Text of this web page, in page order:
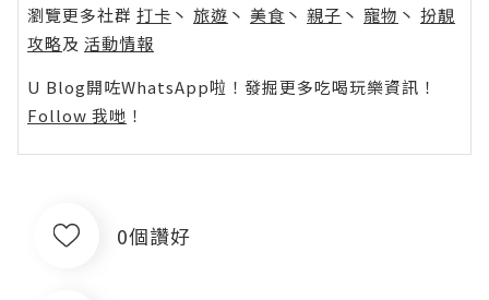
瀏覽更多社群 打卡 丶 旅遊 丶 美食 丶 親子 丶 寵物 丶 扮靚
攻略及 活動情報
U Blog開咗WhatsApp啦！發掘更多吃喝玩樂資訊！
Follow 我哋 ！
0個讚好